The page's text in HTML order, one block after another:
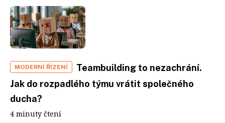
MODERNÍ ŘÍZENÍ
Teambuilding to nezachrání.
Jak do rozpadlého týmu vrátit společného
ducha?
4 minuty čtení